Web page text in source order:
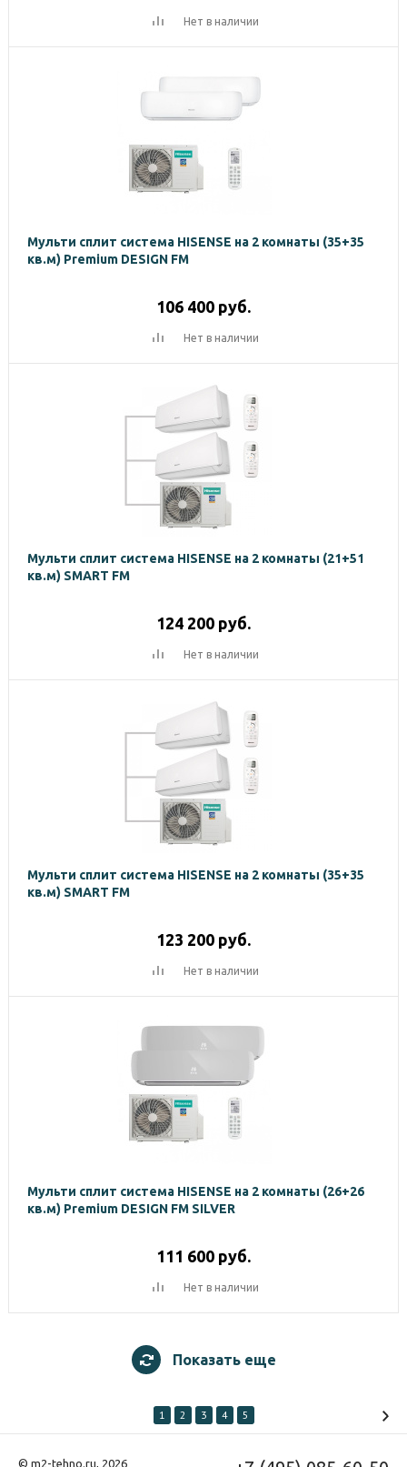
Нет в наличии
Мульти сплит система HISENSE на 2 комнаты (35+35
кв.м) Premium DESIGN FM
106 400 руб.
Нет в наличии
Мульти сплит система HISENSE на 2 комнаты (21+51
кв.м) SMART FM
124 200 руб.
Нет в наличии
Мульти сплит система HISENSE на 2 комнаты (35+35
кв.м) SMART FM
123 200 руб.
Нет в наличии
Мульти сплит система HISENSE на 2 комнаты (26+26
кв.м) Premium DESIGN FM SILVER
111 600 руб.
Нет в наличии
Показать еще
1 2 3 4 5
© m2-tehno.ru, 2026